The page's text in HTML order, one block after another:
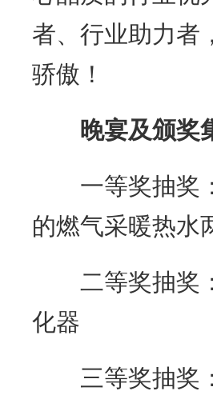
者、行业助力者
骄傲！
晚宴及颁奖
一等奖抽奖：
的燃气采暖热水
二等奖抽奖：
化器
三等奖抽奖：